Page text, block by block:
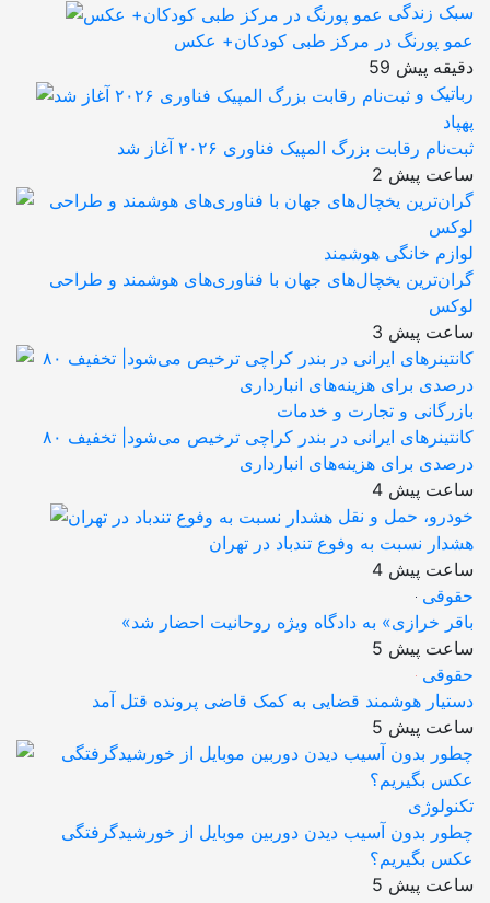
سبک زندگی
عمو پورنگ در مرکز طبی کودکان+ عکس
59 دقیقه پیش
رباتیک و
پهپاد
ثبت‌نام رقابت بزرگ المپیک فناوری ۲۰۲۶ آغاز شد
2 ساعت پیش
لوازم خانگی هوشمند
گران‌ترین یخچال‌های جهان با فناوری‌های هوشمند و طراحی
لوکس
3 ساعت پیش
بازرگانی و تجارت و خدمات
کانتینرهای ایرانی در بندر کراچی ترخیص می‌شود| تخفیف ۸۰
درصدی برای هزینه‌های انبارداری
4 ساعت پیش
خودرو، حمل و نقل
هشدار نسبت به وفوع تندباد در تهران
4 ساعت پیش
حقوقی
«باقر خرازی» به دادگاه ویژه روحانیت احضار شد
5 ساعت پیش
حقوقی
دستیار هوشمند قضایی به کمک قاضی پرونده قتل آمد
5 ساعت پیش
تکنولوژی
چطور بدون آسیب دیدن دوربین موبایل از خورشیدگرفتگی
عکس بگیریم؟
5 ساعت پیش